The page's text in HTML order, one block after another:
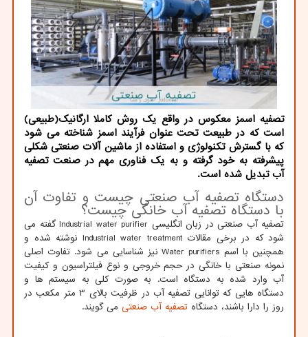
تصفیه اسمز معکوس در واقع یک روش کاملا ارگانیک(طبیعی)
است که در طبیعت تحت عنوان فرآیند اسمز شناخته می شود
که با گسترش تکنولوژی و استفاده از ماشین آلات صنعتی شکلی
پیشرفته به خود گرفته و به یک فناوری مهم در صنعت تصفیه
آب تبدیل شده است.
دستگاه تصفیه آب صنعتی چیست و تفاوت آن
با دستگاه تصفیه آب خانگی چیست؟
تصفیه آب صنعتی در زبان انگلیسی Industrial water purifier گفته می
شود که در برخی مقالاتIndustrial water treatment نوشته شده و
همچنین با اسم Water purifiersنیز شناسایی می شود. تفاوت اصلی
نمونه صنعتی با خانگی در حجم خروجی و نوع فیلتراسیون و کیفیت
آب وارد شده به دستگاه است. به صورت کلی به سیستم ها و
دستگاه هایی که توانایی تصفیه آب در ظرفیت بالای 3 متر مکعب در
روز را دارا باشند، دستگاه تصفیه آب صنعتی می گویند.